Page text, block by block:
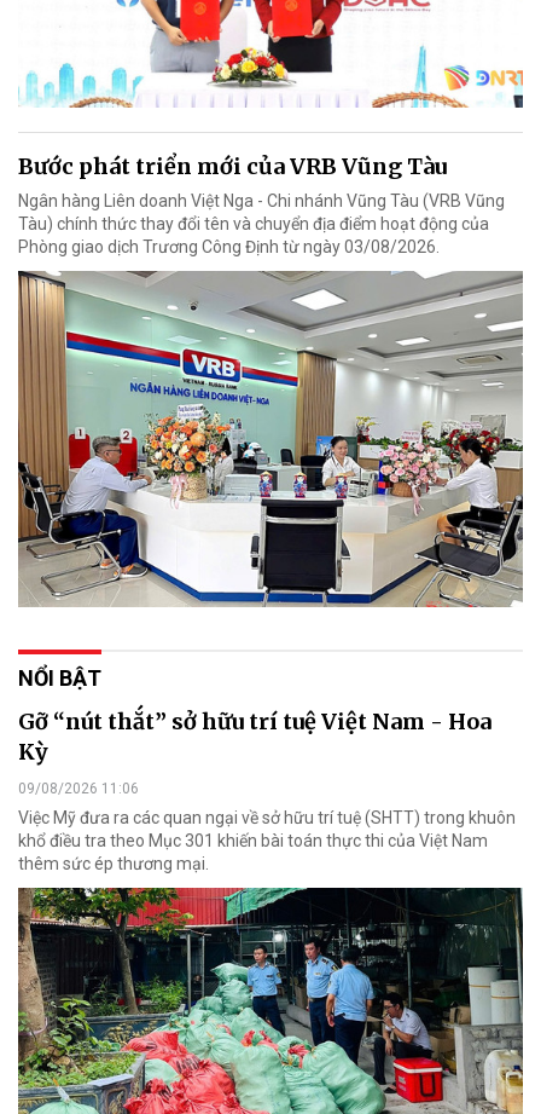
Bước phát triển mới của VRB Vũng Tàu
Ngân hàng Liên doanh Việt Nga - Chi nhánh Vũng Tàu (VRB Vũng
Tàu) chính thức thay đổi tên và chuyển địa điểm hoạt động của
Phòng giao dịch Trương Công Định từ ngày 03/08/2026.
NỔI BẬT
Gỡ “nút thắt” sở hữu trí tuệ Việt Nam - Hoa
Kỳ
09/08/2026 11:06
Việc Mỹ đưa ra các quan ngại về sở hữu trí tuệ (SHTT) trong khuôn
khổ điều tra theo Mục 301 khiến bài toán thực thi của Việt Nam
thêm sức ép thương mại.